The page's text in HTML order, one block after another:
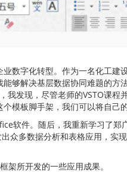
数字化转型。作为一名化工建
够解决基层数据协同难题的方
我发现，尽管老师的VSTO课程
模板脚手架，我们可以将自己
软件。随后，我重新学习了郑
众多数据分析和表格应用，实
架所开发的一些应用成果。